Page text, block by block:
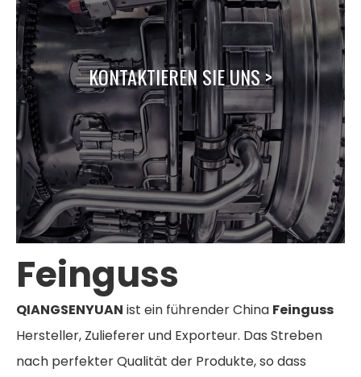
KONTAKTIEREN SIE UNS >
Feinguss
QIANGSENYUAN ist ein führender China Feinguss
Hersteller, Zulieferer und Exporteur. Das Streben
nach perfekter Qualität der Produkte, so dass